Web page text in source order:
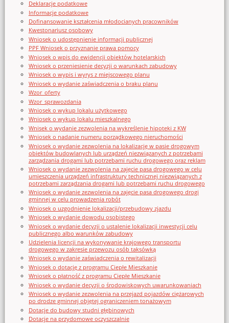
Deklaracje podatkowe
Informacje podatkowe
Dofinansowanie kształcenia młodocianych pracowników
Kwestonariusz osobowy
Wniosek o udostępnienie informacji publicznej
PPF Wniosek o przyznanie prawa pomocy
Wniosek o wpis do ewidencji obiektów hotelarskich
Wniosek o przeniesienie decyzji o warunkach zabudowy
Wniosek o wypis i wyrys z miejscowego planu
Wniosek o wydanie zaświadczenia o braku planu
Wzor_oferty
Wzor_sprawozdania
Wniosek o wykup lokalu użytkowego
Wniosek o wykup lokalu mieszkalnego
Wnisek o wydanie zezwolenia na wykreślenie hipoteki z KW
Wniosek o nadanie numeru porządkowego nieruchomości
Wniosek o wydanie zezwolenia na lokalizację w pasie drogowym
obiektów budowlanych lub urządzeń niezwiązanych z potrzebami
zarządzania drogami lub potrzebami ruchu drogowego oraz reklam
Wniosek o wydanie zezwolenia na zajęcie pasa drogowego w celu
umieszczenia urządzeń infrastruktury technicznej niezwiązanych z
potrzebami zarządzania drogami lub potrzebami ruchu drogowego
Wniosek o wydanie zezwolenia na zajęcie pasa drogowego drogi
gminnej w celu prowadzenia robót
Wniosek o uzgodnienie lokalizacji/przebudowy zjazdu
Wniosek o wydanie dowodu osobistego
Wniosek o wydanie decyzji o ustalenie lokalizacji inwestycji celu
publicznego albo warunków zabudowy
Udzielenia licencji na wykonywanie krajowego transportu
drogowego w zakresie przewozu osób taksówką
Wniosek o wydanie zaświadczenia o rewitalizacji
Wniosek o dotację z programu Ciepłe Mieszkanie
Wniosek o płatność z programu Ciepłe Mieszkanie
Wniosek o wydanie decyzji o środowiskowych uwarunkowaniach
Wniosek o wydanie zezwolenia na przejazd pojazdów ciężarowych
po drodze gminnej objętej ograniczeniem tonażowym
Dotacje do budowy studni głębinowych
Dotacje na przydomowe oczyszczalnie